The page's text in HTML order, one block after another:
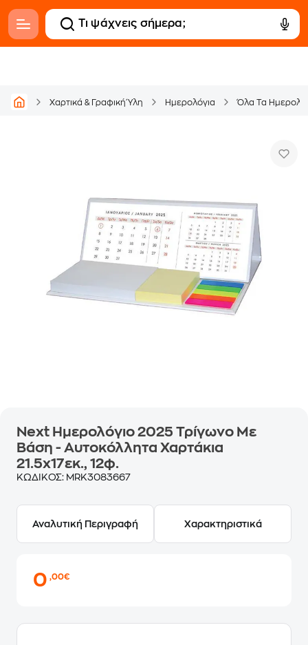
Χαρτικά & Γραφική Ύλη Ημερολόγια Όλα Τα
Next Ημερολόγιο 2025 Τρίγωνο Με
Βάση - Αυτοκόλλητα Χαρτάκια
21.5x17εκ., 12φ.
ΚΩΔΙΚΟΣ: MRK3083667
Αναλυτική Περιγραφή Χαρακτηριστικά
0,00€